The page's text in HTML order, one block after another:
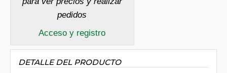
pedidos
Acceso y registro
DETALLE DEL PRODUCTO